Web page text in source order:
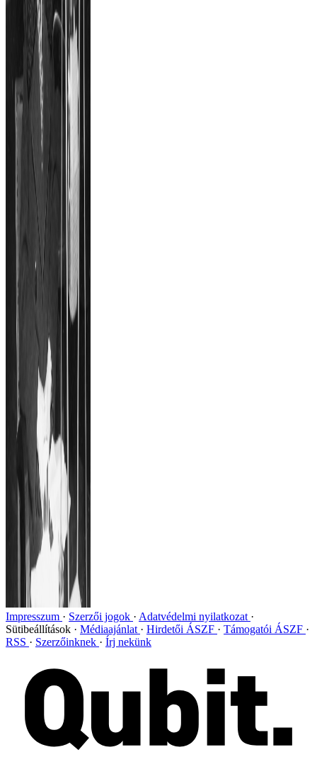
Impresszum Szerzői jogok
Adatvédelmi nyilatkozat
Sütibeállítások
Médiaajánlat Hirdetői ÁSZF
Támogatói ÁSZF
RSS
Szerzőinknek Írj nekünk